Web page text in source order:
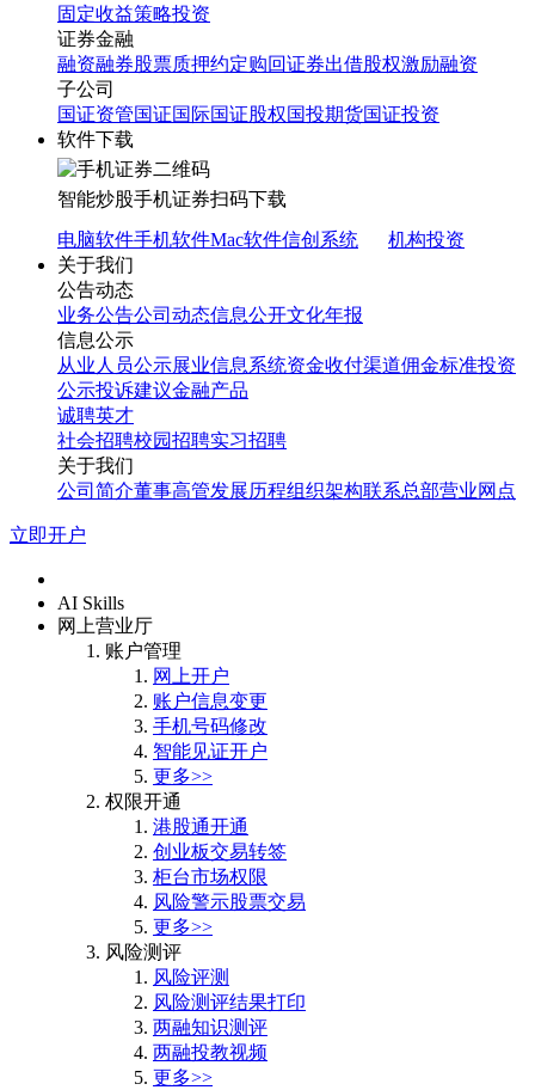
固定收益策略投资
证券金融
融资融券股票质押约定购回证券出借股权激励融资
子公司
国证资管国证国际国证股权国投期货国证投资
软件下载
智能炒股手机证券扫码下载
电脑软件手机软件Mac软件信创系统
机构投资
关于我们
公告动态
业务公告公司动态信息公开文化年报
信息公示
从业人员公示展业信息系统资金收付渠道佣金标准投资
公示投诉建议金融产品
诚聘英才
社会招聘校园招聘实习招聘
关于我们
公司简介董事高管发展历程组织架构联系总部营业网点
立即开户
AI Skills
网上营业厅
账户管理
网上开户
账户信息变更
手机号码修改
智能见证开户
更多>>
权限开通
港股通开通
创业板交易转签
柜台市场权限
风险警示股票交易
更多>>
风险测评
风险评测
风险测评结果打印
两融知识测评
两融投教视频
更多>>